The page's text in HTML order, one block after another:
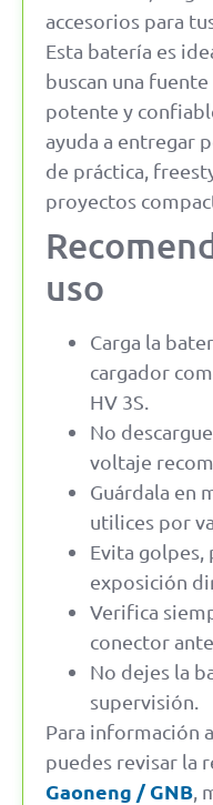
accesorios para
Esta batería es
buscan una
potente y
ayuda a entregar
de práctica,
proyectos
uso
Carga la
cargador
HV 3S.
No
voltaje
Guárdala en
utilices por
Evita golpes,
exposición
Verifica
conector
No dejes la
supervisión.
Para información
puedes revisar la
Gaoneng / GNB ,